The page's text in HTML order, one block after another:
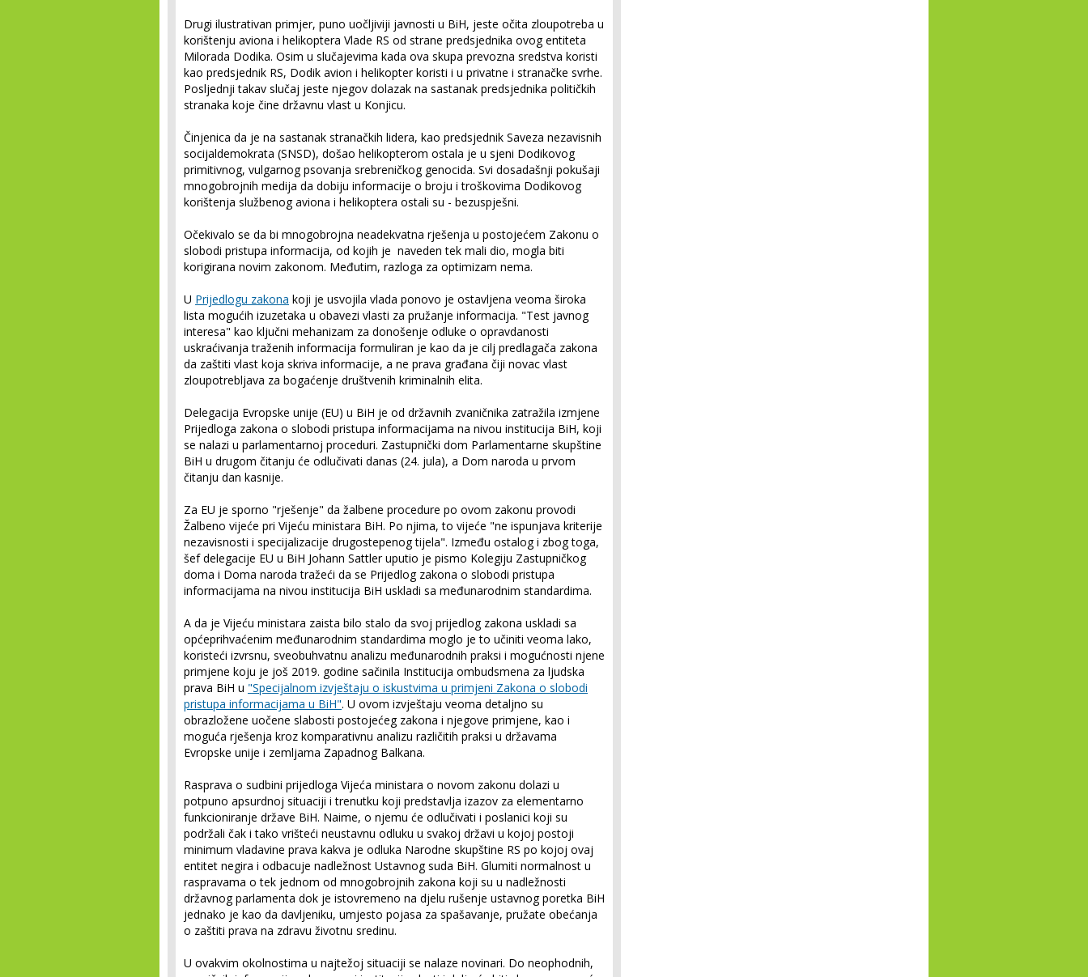
Drugi ilustrativan primjer, puno uočljiviji javnosti u BiH, jeste očita zloupotreba u
korištenju aviona i helikoptera Vlade RS od strane predsjednika ovog entiteta
Milorada Dodika. Osim u slučajevima kada ova skupa prevozna sredstva koristi
kao predsjednik RS, Dodik avion i helikopter koristi i u privatne i stranačke svrhe.
Posljednji takav slučaj jeste njegov dolazak na sastanak predsjednika političkih
stranaka koje čine državnu vlast u Konjicu.
Činjenica da je na sastanak stranačkih lidera, kao predsjednik Saveza nezavisnih
socijaldemokrata (SNSD), došao helikopterom ostala je u sjeni Dodikovog
primitivnog, vulgarnog psovanja srebreničkog genocida. Svi dosadašnji pokušaji
mnogobrojnih medija da dobiju informacije o broju i troškovima Dodikovog
korištenja službenog aviona i helikoptera ostali su - bezuspješni.
Očekivalo se da bi mnogobrojna neadekvatna rješenja u postojećem Zakonu o
slobodi pristupa informacija, od kojih je naveden tek mali dio, mogla biti
korigirana novim zakonom. Međutim, razloga za optimizam nema.
U Prijedlogu zakona koji je usvojila vlada ponovo je ostavljena veoma široka
lista mogućih izuzetaka u obavezi vlasti za pružanje informacija. "Test javnog
interesa" kao ključni mehanizam za donošenje odluke o opravdanosti
uskraćivanja traženih informacija formuliran je kao da je cilj predlagača zakona
da zaštiti vlast koja skriva informacije, a ne prava građana čiji novac vlast
zloupotrebljava za bogaćenje društvenih kriminalnih elita.
Delegacija Evropske unije (EU) u BiH je od državnih zvaničnika zatražila izmjene
Prijedloga zakona o slobodi pristupa informacijama na nivou institucija BiH, koji
se nalazi u parlamentarnoj proceduri. Zastupnički dom Parlamentarne skupštine
BiH u drugom čitanju će odlučivati danas (24. jula), a Dom naroda u prvom
čitanju dan kasnije.
Za EU je sporno "rješenje" da žalbene procedure po ovom zakonu provodi
Žalbeno vijeće pri Vijeću ministara BiH. Po njima, to vijeće "ne ispunjava kriterije
nezavisnosti i specijalizacije drugostepenog tijela". Između ostalog i zbog toga,
šef delegacije EU u BiH Johann Sattler uputio je pismo Kolegiju Zastupničkog
doma i Doma naroda tražeći da se Prijedlog zakona o slobodi pristupa
informacijama na nivou institucija BiH uskladi sa međunarodnim standardima.
A da je Vijeću ministara zaista bilo stalo da svoj prijedlog zakona uskladi sa
općeprihvaćenim međunarodnim standardima moglo je to učiniti veoma lako,
koristeći izvrsnu, sveobuhvatnu analizu međunarodnih praksi i mogućnosti njene
primjene koju je još 2019. godine sačinila Institucija ombudsmena za ljudska
prava BiH u "Specijalnom izvještaju o iskustvima u primjeni Zakona o slobodi
pristupa informacijama u BiH". U ovom izvještaju veoma detaljno su
obrazložene uočene slabosti postojećeg zakona i njegove primjene, kao i
moguća rješenja kroz komparativnu analizu različitih praksi u državama
Evropske unije i zemljama Zapadnog Balkana.
Rasprava o sudbini prijedloga Vijeća ministara o novom zakonu dolazi u
potpuno apsurdnoj situaciji i trenutku koji predstavlja izazov za elementarno
funkcioniranje države BiH. Naime, o njemu će odlučivati i poslanici koji su
podržali čak i tako vrišteći neustavnu odluku u svakoj državi u kojoj postoji
minimum vladavine prava kakva je odluka Narodne skupštine RS po kojoj ovaj
entitet negira i odbacuje nadležnost Ustavnog suda BiH. Glumiti normalnost u
raspravama o tek jednom od mnogobrojnih zakona koji su u nadležnosti
državnog parlamenta dok je istovremeno na djelu rušenje ustavnog poretka BiH
jednako je kao da davljeniku, umjesto pojasa za spašavanje, pružate obećanja
o zaštiti prava na zdravu životnu sredinu.
U ovakvim okolnostima u najtežoj situaciji se nalaze novinari. Do neophodnih,